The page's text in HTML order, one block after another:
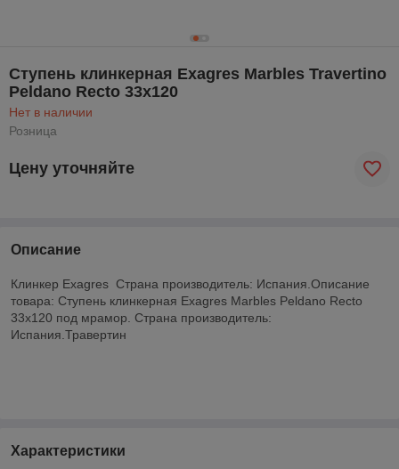
Ступень клинкерная Exagres Marbles Travertino
Peldano Recto 33x120
Нет в наличии
Розница
Цену уточняйте
Описание
Клинкер Exagres Страна производитель: Испания. Описание
товара: Ступень клинкерная Exagres Marbles Peldano Recto
33x120 под мрамор. Страна производитель:
Испания.Травертин
Характеристики